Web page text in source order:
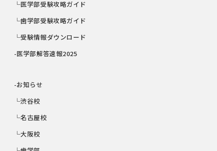
└医学部受験攻略ガイド
└歯学部受験攻略ガイド
└受験情報ダウンロード
-医学部解答速報2025
-お知らせ
└渋谷校
└名古屋校
└大阪校